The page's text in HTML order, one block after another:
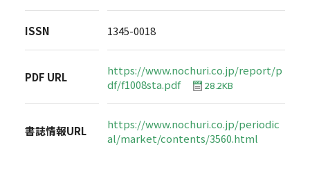
ISSN 1345-0018
PDF URL
https://www.nochuri.co.jp/report/p
df/f1008sta.pdf
28.2KB
書誌情報URL
https://www.nochuri.co.jp/periodic
al/market/contents/3560.html